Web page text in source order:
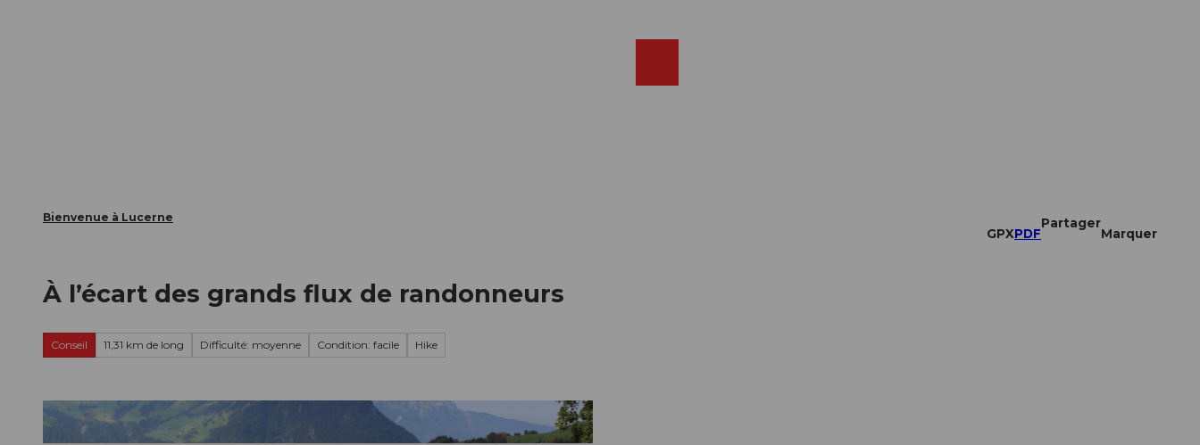
Bienvenue à Lucerne
GPXPDF
Partager
Marquer
À l’écart des grands flux de randonneurs
Conseil 11,31 km de long Difficulté: moyenne Condition: facile Hike